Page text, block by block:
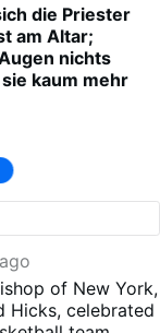
die Priester
am Altar;
nichts
kaum mehr
of New York,
Hicks, celebrated